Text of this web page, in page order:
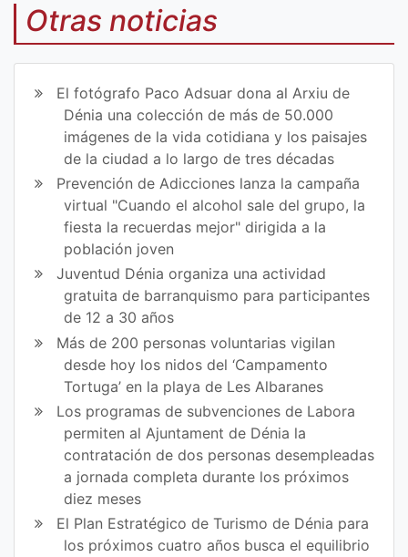
mp
art
en
Fa
ce
bo
ok
mp
art
ir
en
Tw
itt
er
Otras noticias
El fotógrafo Paco Adsuar dona al Arxiu de
Dénia una colección de más de 50.000
imágenes de la vida cotidiana y los paisajes
de la ciudad a lo largo de tres décadas
Prevención de Adicciones lanza la campaña
virtual "Cuando el alcohol sale del grupo, la
fiesta la recuerdas mejor" dirigida a la
población joven
Juventud Dénia organiza una actividad
gratuita de barranquismo para participantes
de 12 a 30 años
Más de 200 personas voluntarias vigilan
desde hoy los nidos del ‘Campamento
Tortuga’ en la playa de Les Albaranes
Los programas de subvenciones de Labora
permiten al Ajuntament de Dénia la
contratación de dos personas desempleadas
a jornada completa durante los próximos
diez meses
El Plan Estratégico de Turismo de Dénia para
los próximos cuatro años busca el equilibrio